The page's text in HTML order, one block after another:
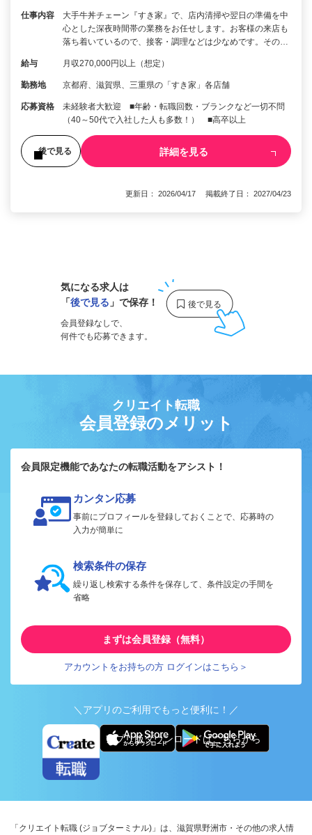
仕事内容
大手牛丼チェーン『すき家』で、店内清掃や翌日の準備を中
心とした深夜時間帯の業務をお任せします。お客様の来店も
落ち着いているので、接客・調理などは少なめです。その…
給与 月収270,000円以上（想定）
勤務地 京都府、滋賀県、三重県の「すき家」各店舗
応募資格
未経験者大歓迎 ■年齢・転職回数・ブランクなど一切不問
（40～50代で入社した人も多数！） ■高卒以上
後で見る 詳細を見る
更新日： 2026/04/17 掲載終了日： 2027/04/23
気になる求人は
「後で見る 」で保存！
会員登録なしで、
何件でも応募できます。
クリエイト転職
会員登録のメリット
会員限定機能であなたの転職活動をアシスト！
カンタン応募
事前にプロフィールを登録しておくことで、応募時の
入力が簡単に
検索条件の保存
繰り返し検索する条件を保存して、条件設定の手間を
省略
まずは会員登録（無料）
アカウントをお持ちの方 ログインはこちら＞
＼アプリのご利用でもっと便利に！／
アプリ版ダウンロードはこちらから
「クリエイト転職 (ジョブターミナル)」は、滋賀県野洲市・その他の求人情